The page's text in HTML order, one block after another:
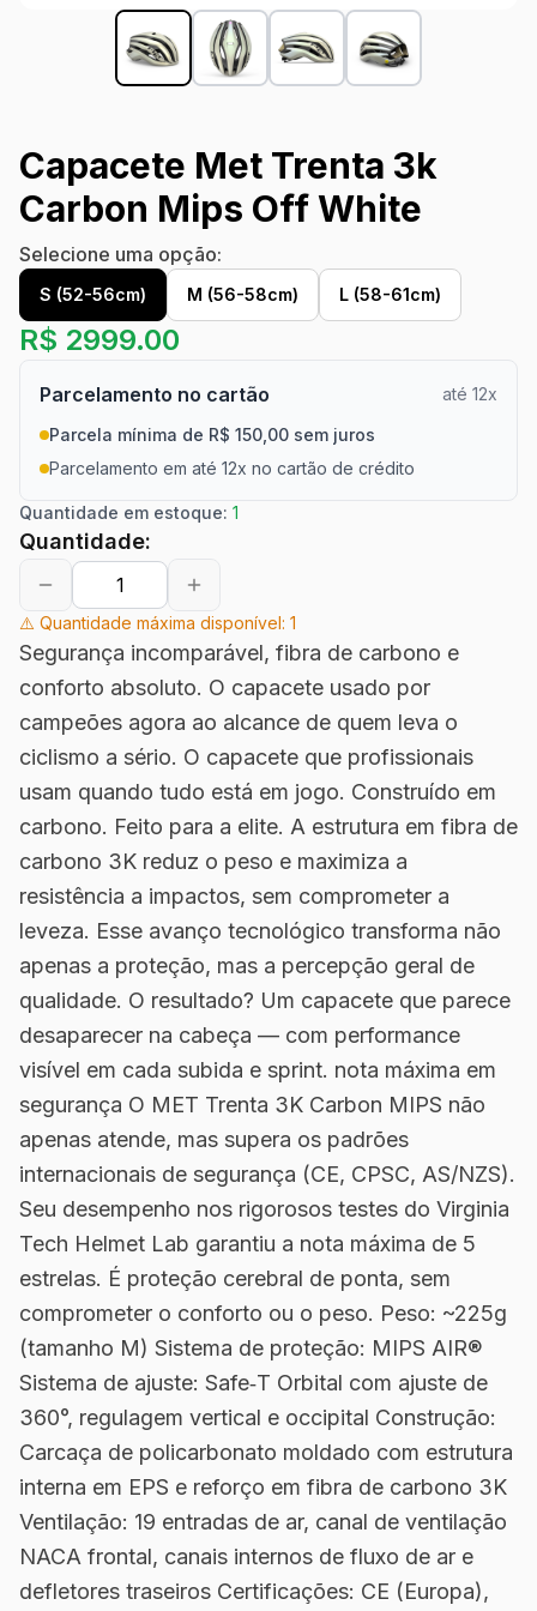
Capacete Met Trenta 3k
Carbon Mips Off White
Selecione uma opção:
S (52-56cm) M (56-58cm) L (58-61cm)
R$ 2999.00
Parcelamento no cartão
até 12x
Parcela mínima de R$ 150,00 sem juros
Parcelamento em até 12x no cartão de crédito
Quantidade em estoque: 1
Quantidade:
⚠️ Quantidade máxima disponível: 1
Segurança incomparável, fibra de carbono e
conforto absoluto. O capacete usado por
campeões agora ao alcance de quem leva o
ciclismo a sério. O capacete que profissionais
usam quando tudo está em jogo. Construído em
carbono. Feito para a elite. A estrutura em fibra de
carbono 3K reduz o peso e maximiza a
resistência a impactos, sem comprometer a
leveza. Esse avanço tecnológico transforma não
apenas a proteção, mas a percepção geral de
qualidade. O resultado? Um capacete que parece
desaparecer na cabeça — com performance
visível em cada subida e sprint. nota máxima em
segurança O MET Trenta 3K Carbon MIPS não
apenas atende, mas supera os padrões
internacionais de segurança (CE, CPSC, AS/NZS).
Seu desempenho nos rigorosos testes do Virginia
Tech Helmet Lab garantiu a nota máxima de 5
estrelas. É proteção cerebral de ponta, sem
comprometer o conforto ou o peso. Peso: ~225g
(tamanho M) Sistema de proteção: MIPS AIR®
Sistema de ajuste: Safe‑T Orbital com ajuste de
360°, regulagem vertical e occipital Construção:
Carcaça de policarbonato moldado com estrutura
interna em EPS e reforço em fibra de carbono 3K
Ventilação: 19 entradas de ar, canal de ventilação
NACA frontal, canais internos de fluxo de ar e
defletores traseiros Certificações: CE (Europa),